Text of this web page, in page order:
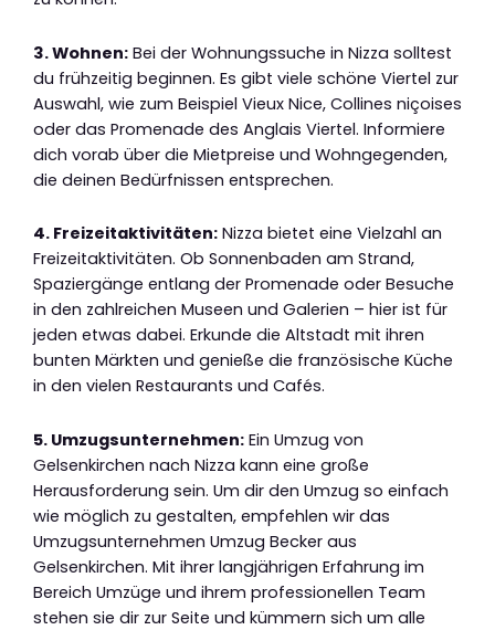
3. Wohnen: Bei der Wohnungssuche in Nizza solltest
du frühzeitig beginnen. Es gibt viele schöne Viertel zur
Auswahl, wie zum Beispiel Vieux Nice, Collines niçoises
oder das Promenade des Anglais Viertel. Informiere
dich vorab über die Mietpreise und Wohngegenden,
die deinen Bedürfnissen entsprechen.
4. Freizeitaktivitäten: Nizza bietet eine Vielzahl an
Freizeitaktivitäten. Ob Sonnenbaden am Strand,
Spaziergänge entlang der Promenade oder Besuche
in den zahlreichen Museen und Galerien – hier ist für
jeden etwas dabei. Erkunde die Altstadt mit ihren
bunten Märkten und genieße die französische Küche
in den vielen Restaurants und Cafés.
5. Umzugsunternehmen: Ein Umzug von
Gelsenkirchen nach Nizza kann eine große
Herausforderung sein. Um dir den Umzug so einfach
wie möglich zu gestalten, empfehlen wir das
Umzugsunternehmen Umzug Becker aus
Gelsenkirchen. Mit ihrer langjährigen Erfahrung im
Bereich Umzüge und ihrem professionellen Team
stehen sie dir zur Seite und kümmern sich um alle